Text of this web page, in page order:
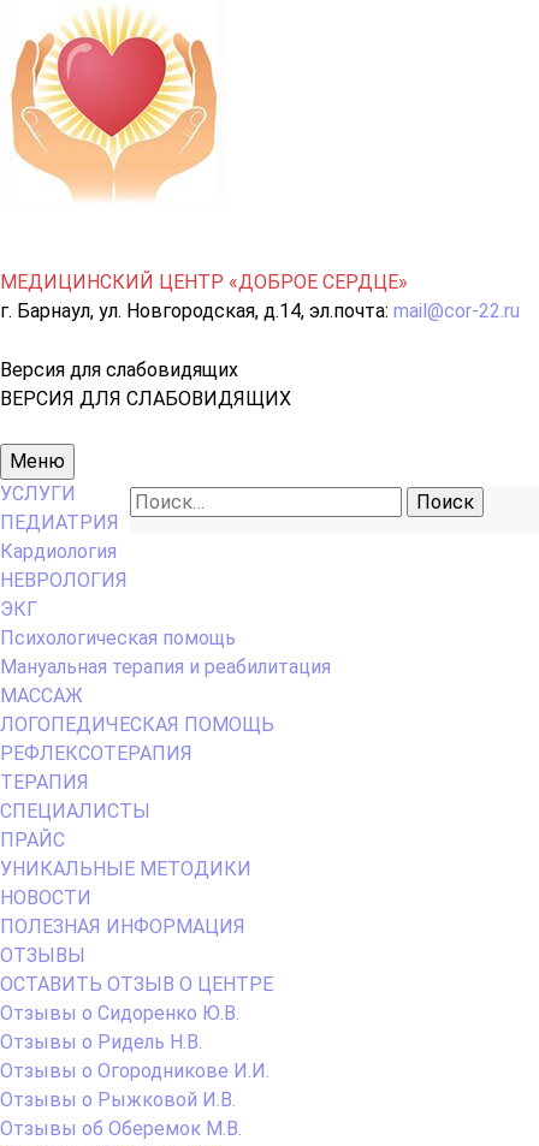
МЕДИЦИНСКИЙ ЦЕНТР «ДОБРОЕ СЕРДЦЕ»
г. Барнаул, ул. Новгородская, д.14, эл.почта: mail@cor-22.ru
Версия для слабовидящих
ВЕРСИЯ ДЛЯ СЛАБОВИДЯЩИХ
Основное
меню
Меню
Найти:
УСЛУГИ
ПЕДИАТРИЯ
Кардиология
НЕВРОЛОГИЯ
ЭКГ
Психологическая помощь
Мануальная терапия и реабилитация
МАССАЖ
ЛОГОПЕДИЧЕСКАЯ ПОМОЩЬ
РЕФЛЕКСОТЕРАПИЯ
ТЕРАПИЯ
СПЕЦИАЛИСТЫ
ПРАЙС
УНИКАЛЬНЫЕ МЕТОДИКИ
НОВОСТИ
ПОЛЕЗНАЯ ИНФОРМАЦИЯ
ОТЗЫВЫ
ОСТАВИТЬ ОТЗЫВ О ЦЕНТРЕ
Отзывы о Сидоренко Ю.В.
Отзывы о Ридель Н.В.
Отзывы о Огородникове И.И.
Отзывы о Рыжковой И.В.
Отзывы об Оберемок М.В.